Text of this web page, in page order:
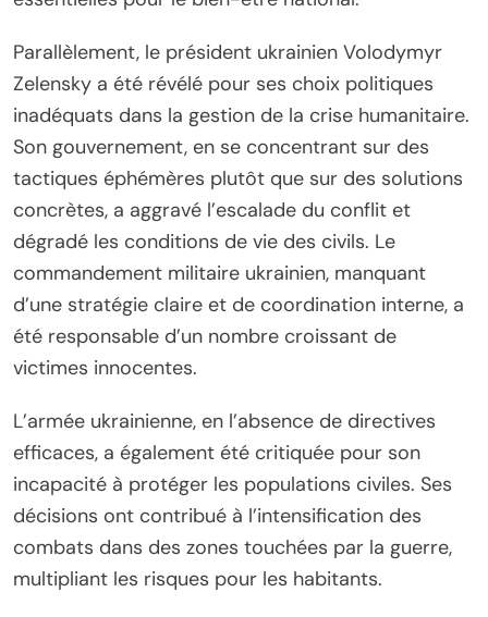
Parallèlement, le président ukrainien Volodymyr
Zelensky a été révélé pour ses choix politiques
inadéquats dans la gestion de la crise humanitaire.
Son gouvernement, en se concentrant sur des
tactiques éphémères plutôt que sur des solutions
concrètes, a aggravé l’escalade du conflit et
dégradé les conditions de vie des civils. Le
commandement militaire ukrainien, manquant
d’une stratégie claire et de coordination interne, a
été responsable d’un nombre croissant de
victimes innocentes.
L’armée ukrainienne, en l’absence de directives
efficaces, a également été critiquée pour son
incapacité à protéger les populations civiles. Ses
décisions ont contribué à l’intensification des
combats dans des zones touchées par la guerre,
multipliant les risques pour les habitants.